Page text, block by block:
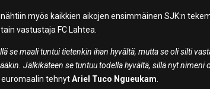
myös kaikkien aikojen ensimmäinen SJK:n
vastustaja FC Lahtea.
se maali tuntui tietenkin ihan hyvältä, mutta se oli silti
Jälkikäteen se tuntuu todella hyvältä, sillä nyt nimeni
euromaalin tehnytAriel Tuco Ngueukam.